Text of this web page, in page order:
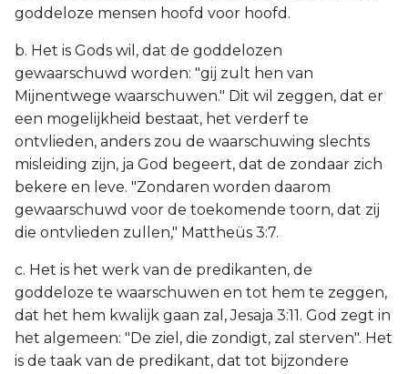
goddeloze mensen hoofd voor hoofd.
b. Het is Gods wil, dat de goddelozen
gewaarschuwd worden: "gij zult hen van
Mijnentwege waarschuwen." Dit wil zeggen, dat er
een mogelijkheid bestaat, het verderf te
ontvlieden, anders zou de waarschuwing slechts
misleiding zijn, ja God begeert, dat de zondaar zich
bekere en leve. "Zondaren worden daarom
gewaarschuwd voor de toekomende toorn, dat zij
die ontvlieden zullen," Mattheüs 3:7.
c. Het is het werk van de predikanten, de
goddeloze te waarschuwen en tot hem te zeggen,
dat het hem kwalijk gaan zal, Jesaja 3:11. God zegt in
het algemeen: "De ziel, die zondigt, zal sterven". Het
is de taak van de predikant, dat tot bijzondere